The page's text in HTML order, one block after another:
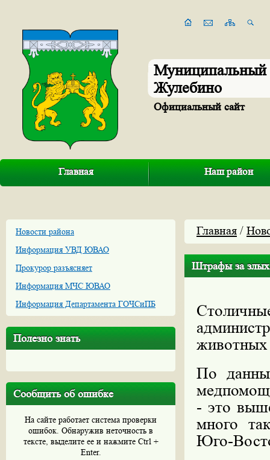
Муниципальный
Жулебино
Официальный сайт
Главная Наш район
Новости района
Информация УВД ЮВАО
Прокурор разъясняет
Информация МЧС ЮВАО
Информация Департамента ГОЧСиПБ
Полезно знать
Сообщить об ошибке
На сайте работает система проверки
ошибок. Обнаружив неточность в
тексте, выделите ее и нажмите Ctrl +
Enter.
Главная /
Штрафы за злых
По
- это
много
Юго-